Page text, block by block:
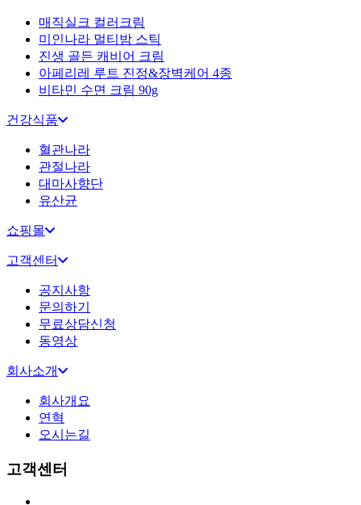
매직실크 컬러크림
미인나라 멀티밤 스틱
진생 골든 캐비어 크림
아페리레 루트 진정&장벽케어 4종
비타민 수면 크림 90g
건강식품
혈관나라
관절나라
대마사향단
유산균
쇼핑몰
고객센터
공지사항
문의하기
무료상담신청
동영상
회사소개
회사개요
연혁
오시는길
고객센터